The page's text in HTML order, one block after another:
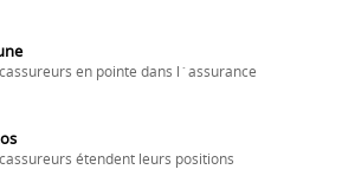
en pointe dans l´assurance
étendent leurs positions